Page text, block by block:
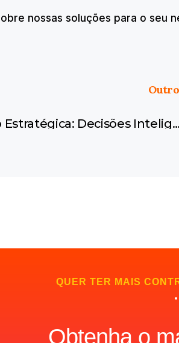
nossas soluções para o seu
Visualização Estratégica: Decisões
QUER TER MAIS
Obtenha o